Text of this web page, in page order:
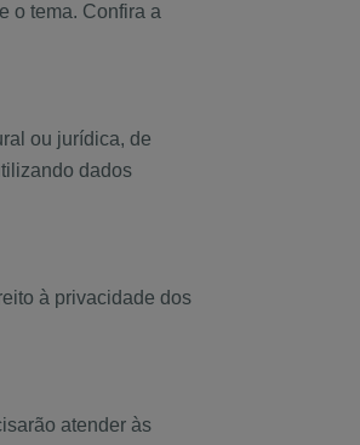
o tema. Confira a
ou jurídica, de
dados
à privacidade dos
atender às